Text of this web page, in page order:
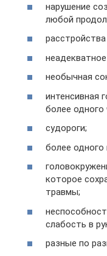
нарушение
любой
расстройства
необычная
интенсивная
более одного
судороги;
более одного
которое
травмы;
слабость в
разные по